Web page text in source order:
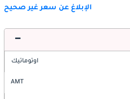
الإبلاغ عن سعر غير صحيح
اوتوماتيك
AMT